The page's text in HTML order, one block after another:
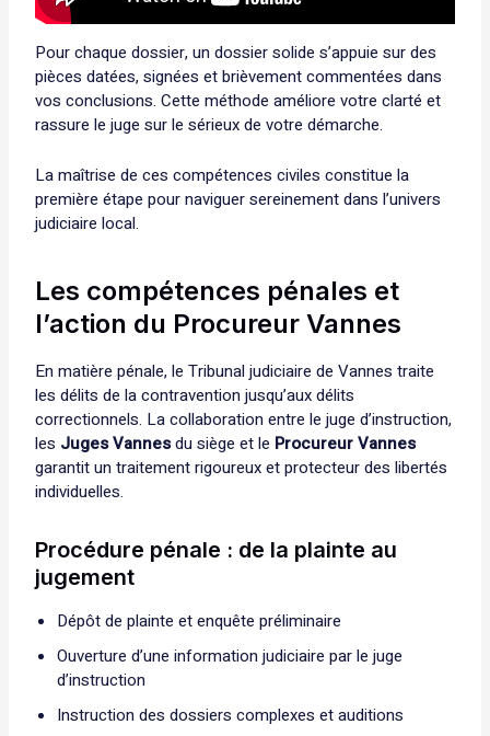
Pour chaque dossier, un dossier solide s’appuie sur des
pièces datées, signées et brièvement commentées dans
vos conclusions. Cette méthode améliore votre clarté et
rassure le juge sur le sérieux de votre démarche.
La maîtrise de ces compétences civiles constitue la
première étape pour naviguer sereinement dans l’univers
judiciaire local.
Les compétences pénales et
l’action du Procureur Vannes
En matière pénale, le Tribunal judiciaire de Vannes traite
les délits de la contravention jusqu’aux délits
correctionnels. La collaboration entre le juge d’instruction,
les Juges Vannesdu siège et le Procureur Vannes
garantit un traitement rigoureux et protecteur des libertés
individuelles.
Procédure pénale : de la plainte au
jugement
Dépôt de plainte et enquête préliminaire
Ouverture d’une information judiciaire par le juge
d’instruction
Instruction des dossiers complexes et auditions